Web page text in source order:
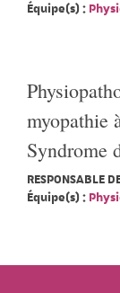
Équipe(s) :
myopathie
Syndrome
RESPONSABLE
Équipe(s) :